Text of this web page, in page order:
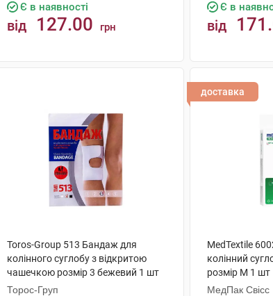
Є в наявності
від 127.00 грн
Є в
від
Toros-Group 513 Бандаж для
колінного суглобу з відкритою
чашечкою розмір 3 бежевий 1 шт
Торос-Груп
доставка
MedTextile
колінний
розмір M 1 шт
МедПак Свісс